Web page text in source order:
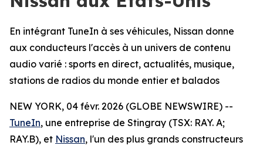
En intégrant TuneIn à ses véhicules, Nissan donne
aux conducteurs l'accès à un univers de contenu
audio varié : sports en direct, actualités, musique,
stations de radios du monde entier et balados
NEW YORK, 04 févr. 2026 (GLOBE NEWSWIRE) --
TuneIn, une entreprise de Stingray (TSX: RAY. A;
RAY.B), et Nissan, l'un des plus grands constructeurs